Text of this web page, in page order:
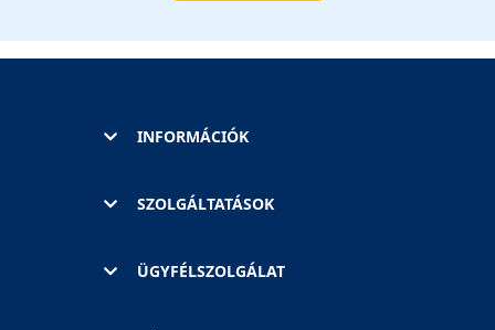
INFORMÁCIÓK
SZOLGÁLTATÁSOK
ÜGYFÉLSZOLGÁLAT